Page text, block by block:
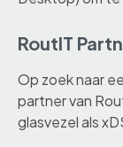
RoutIT
Op zoek naar
partner van
glasvezel als